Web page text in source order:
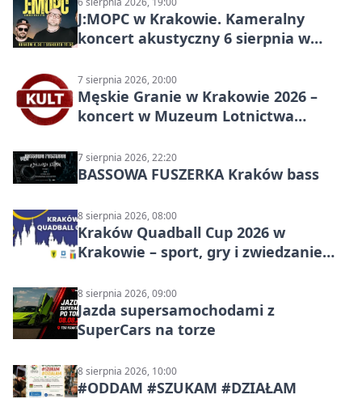
J:МОРС w Krakowie. Kameralny
koncert akustyczny 6 sierpnia w
7 sierpnia 2026, 20:00
Męskie Granie w Krakowie 2026 –
koncert w Muzeum Lotnictwa
7 sierpnia 2026, 22:20
BASSOWA FUSZERKA Kraków bass
8 sierpnia 2026, 08:00
Kraków Quadball Cup 2026 w
Krakowie – sport, gry i zwiedzanie
8 sierpnia 2026, 09:00
Jazda supersamochodami z
SuperCars na torze
8 sierpnia 2026, 10:00
#ODDAM #SZUKAM #DZIAŁAM